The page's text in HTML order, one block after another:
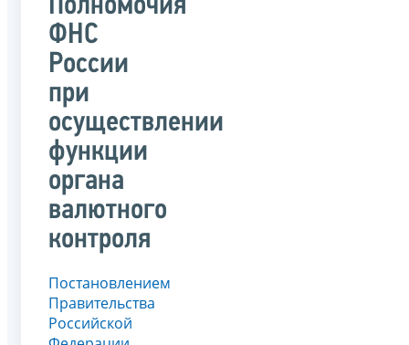
Полномочия
ФНС
России
при
осуществлении
функции
органа
валютного
контроля
Постановлением
Правительства
Российской